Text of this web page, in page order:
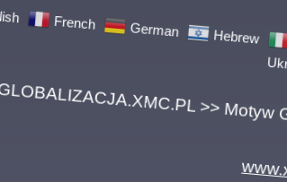
Hebrew
🌎 GLOBALIZACJA.XMC.PL >>